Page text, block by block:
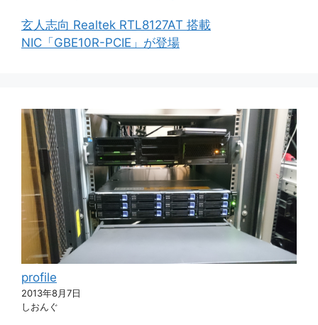
玄人志向 Realtek RTL8127AT 搭載
NIC「GBE10R-PCIE」が登場
profile
2013年8月7日
しおんぐ